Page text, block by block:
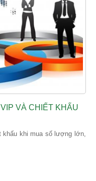
VÀ CHIẾT KHẤU
khi mua số lượng lớn,